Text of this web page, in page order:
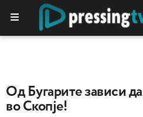
Oд Бугарите зависи
во Скопје!